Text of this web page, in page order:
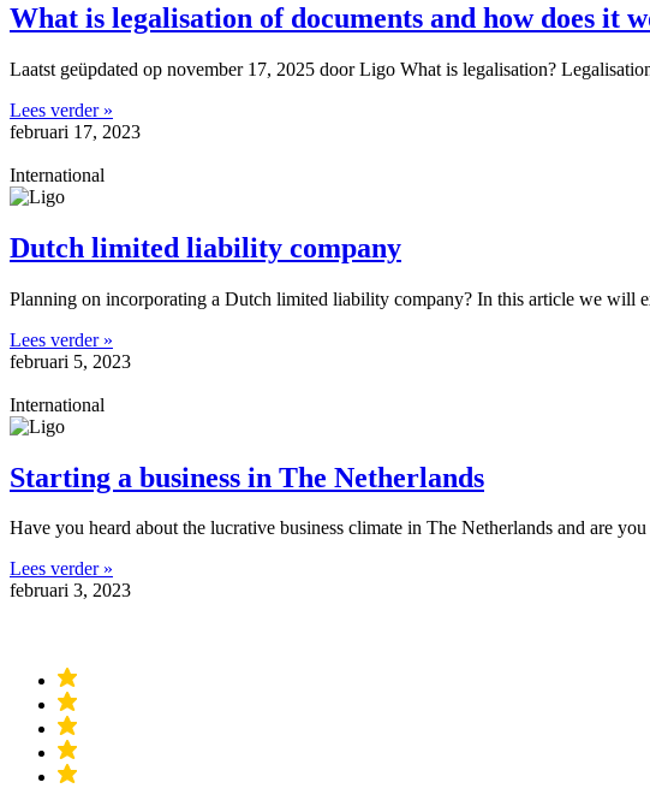
What is legalisation of documents and how does it
Laatst geüpdated op november 17, 2025 door Ligo What is legalisation?
Lees verder »
februari 17, 2023
International
Dutch limited liability company
Planning on incorporating a Dutch limited liability company? In this article we will
Lees verder »
februari 5, 2023
International
Starting a business in The Netherlands
Have you heard about the lucrative business climate in The Netherlands and are
Lees verder »
februari 3, 2023